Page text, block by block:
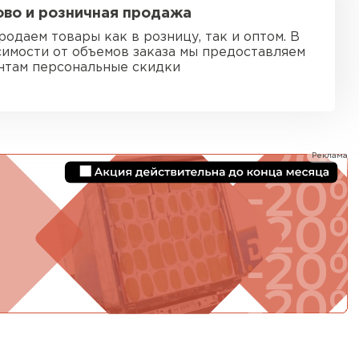
и розничная продажа
товары как в розницу, так и оптом. В
от объемов заказа мы предоставляем
персональные скидки
Реклама